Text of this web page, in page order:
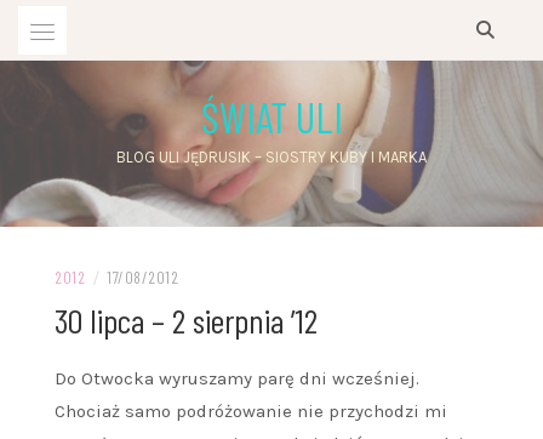
ŚWIAT ULI
BLOG ULI JĘDRUSIK – SIOSTRY KUBY I MARKA
2012 / 17/08/2012
30 lipca – 2 sierpnia ’12
Do Otwocka wyruszamy parę dni wcześniej.
Chociaż samo podróżowanie nie przychodzi mi